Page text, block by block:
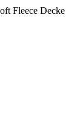
Fleece Decke